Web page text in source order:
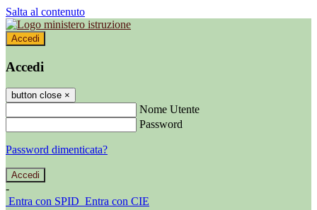
Salta al contenuto
Accedi
Accedi
button close ×
Nome Utente
Password
Password dimenticata?
-
Entra con SPID Entra con CIE